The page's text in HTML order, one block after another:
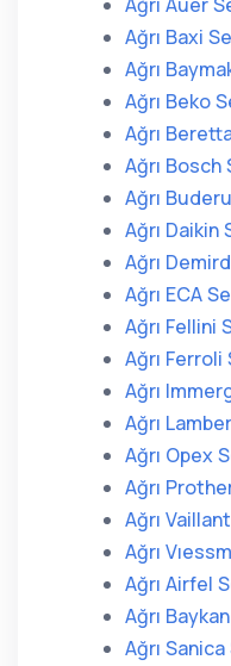
Ağrı Baxi
Ağrı
Ağrı Beko
Ağrı
Ağrı Bosch
Ağrı
Ağrı Daikin
Ağrı
Ağrı ECA
Ağrı Fellini
Ağrı Ferroli
Ağrı
Ağrı
Ağrı Opex
Ağrı
Ağrı
Ağrı
Ağrı Airfel
Ağrı
Ağrı